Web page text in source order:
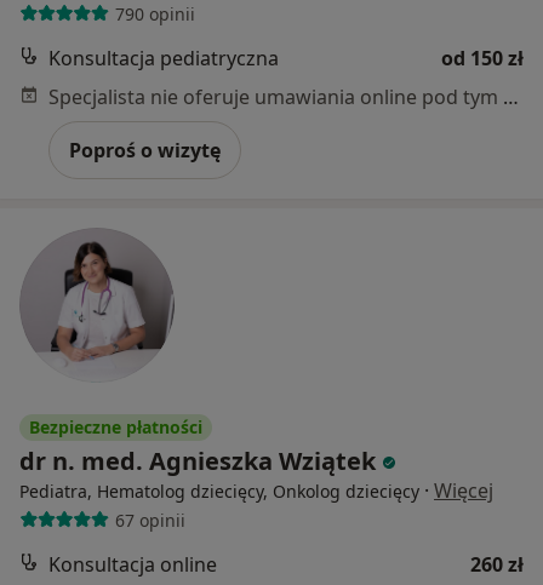
790 opinii
Konsultacja pediatryczna
od 150 zł
Specjalista nie oferuje umawiania online pod tym adresem.
Poproś o wizytę
Bezpieczne płatności
dr n. med. Agnieszka Wziątek
Pediatra, Hematolog dziecięcy, Onkolog dziecięcy · Więcej
67 opinii
Konsultacja online
260 zł